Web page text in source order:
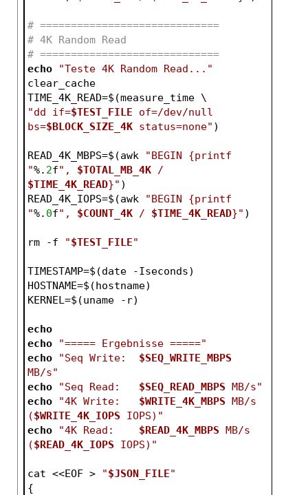
# =============================
# 4K Random Read
# =============================
echo
"Teste 4K Random Read..."
clear_cache
TIME_4K_READ=$(measure_time \
"dd if=$TEST_FILE of=/dev/null
bs=$BLOCK_SIZE_4K status=none" )
READ_4K_MBPS=$(awk
"BEGIN {printf
"%. 2f", $TOTAL_MB_4K
$TIME_4K_READ}" )
READ_4K_IOPS=$(awk
"BEGIN {printf
"%. 0f", $COUNT_4K / $TIME_4K_READ}" )
rm -f "$TEST_FILE"
TIMESTAMP=$(date -Iseconds)
HOSTNAME=$(hostname)
KERNEL=$(uname -r)
echo
echo
"===== Ergebnisse ====="
echo
"Seq Write: $SEQ_WRITE_MBPS
MB/s"
echo
"Seq Read: $SEQ_READ_MBPS MB/s"
echo
"4K Write: $WRITE_4K_MBPS MB/s
($WRITE_4K_IOPS IOPS)"
echo
"4K Read: $READ_4K_MBPS MB/s
($READ_4K_IOPS IOPS)"
cat <<EOF > "$JSON_FILE"
{